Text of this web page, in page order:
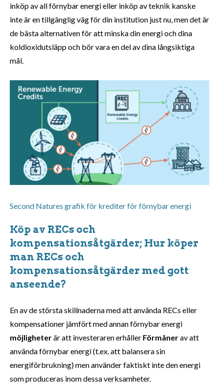
inköp av all förnybar energi eller inköp av teknik kanske
inte är en tillgänglig väg för din institution just nu, men det är
de bästa alternativen för att minska din energi och dina
koldioxidutsläpp och bör vara en del av dina långsiktiga
mål.
Second Natures grafik för krediter för förnybar energi
Köp av RECs och
kompensationsåtgärder; Hur köper
man RECs och
kompensationsåtgärder med gott
anseende?
En av de största skillnaderna med att använda RECs eller
kompensationer jämfört med annan förnybar energi
möjligheterär att investeraren erhåller Förmånerav att
använda förnybar energi (t.ex. att balansera sin
energiförbrukning) men använder faktiskt inte den energi
som produceras inom dessa verksamheter.